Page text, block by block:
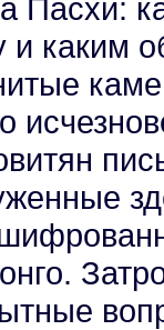
Пасхи:
и каким